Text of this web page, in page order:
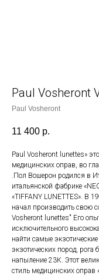
Paul Vosheront
Paul Vosheront
11 400 р.
Paul Vosheront lunettes»
медицинских оправ, во
.Пол Вошерон родился в
итальянской фабрике
«TIFFANY LUNETTES». В
начал производить свою
Vosheront lunettes" Его
исключительного
найти самые
экзотических пород, рога
напыление 23К. Этот
стиль медицинских оправ